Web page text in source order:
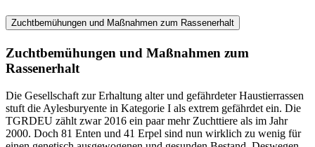
Zuchtbemühungen und Maßnahmen zum Rassenerhalt
Zuchtbemühungen und Maßnahmen zum
Rassenerhalt
Die Gesellschaft zur Erhaltung alter und gefährdeter Haustierrassen
stuft die Aylesburyente in Kategorie I als extrem gefährdet ein. Die
TGRDEU zählt zwar 2016 ein paar mehr Zuchttiere als im Jahr
2000. Doch 81 Enten und 41 Erpel sind nun wirklich zu wenig für